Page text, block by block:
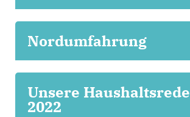
Nordumfahrung
Unsere Haushaltsrede
2022